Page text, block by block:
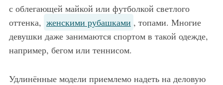
с облегающей майкой или футболкой светлого
оттенка, женскими рубашками , топами. Многие
девушки даже занимаются спортом в такой одежде,
например, бегом или теннисом.
Удлинённые модели приемлемо надеть на деловую